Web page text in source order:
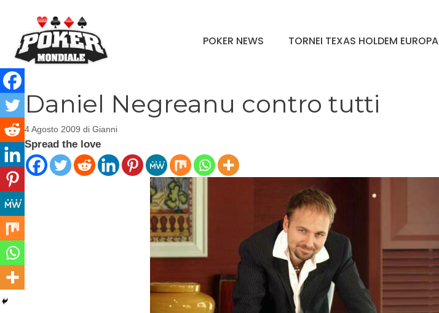
contenuto
POKER NEWS TORNEI TEXAS HOLDEM EUROPA
Daniel Negreanu contro tutti
4 Agosto 2009 di Gianni
Spread the love